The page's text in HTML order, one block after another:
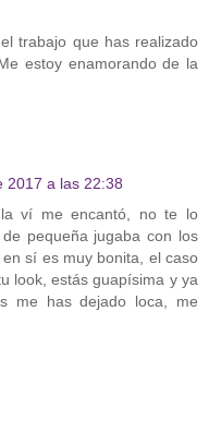
trabajo que has realizado
estoy enamorando de la
2017 a las 22:38
ví me encantó, no te lo
pequeña jugaba con los
sí es muy bonita, el caso
look, estás guapísima y ya
me has dejado loca, me